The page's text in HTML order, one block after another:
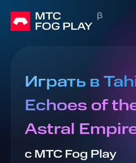
Играть в
Echoes of
Astral
с МТС Fog Play